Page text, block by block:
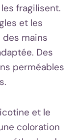
fragilisent.
et les
mains
Des
perméables
et le
coloration